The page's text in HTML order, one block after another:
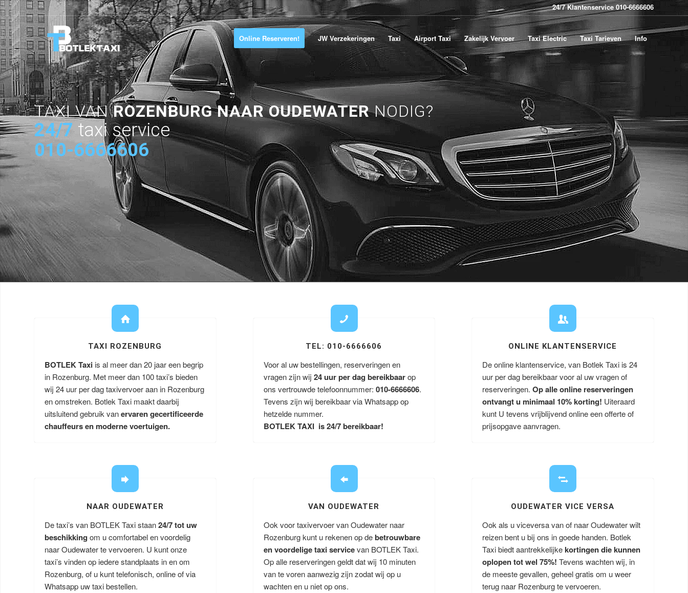
24/7 Klantenservice 010-6666606
Online Reserveren! JW Verzekeringen Taxi Airport Taxi Zakelijk Vervoer Taxi Electric Taxi Tarieven Info
TAXI VANROZENBURG NAAR OUDEWATERNODIG?
24/7 taxi service
010-6666606
TAXI ROZENBURG
BOTLEK Taxi is al meer dan 20 jaar een begrip
in Rozenburg. Met meer dan 100 taxi’s bieden
wij 24 uur per dag taxivervoer aan in Rozenburg
en omstreken. Botlek Taxi maakt daarbij
uitsluitend gebruik vanervaren gecertificeerde
chauffeurs en moderne voertuigen.
TEL: 010-6666606
Voor al uw bestellingen, reserveringen en
vragen zijn wij 24 uur per dag bereikbaarop
ons vertrouwde telefoonnummer: 010-6666606.
Tevens zijn wij bereikbaar via Whatsapp op
hetzelde nummer.
BOTLEK TAXI is 24/7 bereikbaar!
ONLINE KLANTENSERVICE
De online klantenservice, van Botlek Taxi is 24
uur per dag bereikbaar voor al uw vragen of
reserveringen.Op alle online reserveringen
ontvangt u minimaal 10% korting! Uiteraard
kunt U tevens vrijblijvend online een offerte of
prijsopgave aanvragen.
NAAR OUDEWATER
De taxi’s van BOTLEK Taxi staan24/7 tot uw
beschikking om u comfortabel en voordelig
naar Oudewater te vervoeren. U kunt onze
taxi’s vinden op iedere standplaats in en om
Rozenburg, of u kunt telefonisch, online of via
Whatsapp uw taxi bestellen.
VAN OUDEWATER
Ook voor taxivervoer van Oudewater naar
Rozenburg kunt u rekenen op debetrouwbare
en voordelige taxi servicevan BOTLEK Taxi.
Op alle reserveringen geldt dat wij 10 minuten
van te voren aanwezig zijn zodat wij op u
wachten en u niet op ons.
OUDEWATER VICE VERSA
Ook als u viceversa van of naar Oudewater wilt
reizen bent u bij ons in goede handen. Botlek
Taxi biedt aantrekkelijkekortingen die kunnen
oplopen tot wel 75%!Tevens wachten wij, in
de meeste gevallen, geheel gratis om u weer
terug naar Rozenburg te vervoeren.